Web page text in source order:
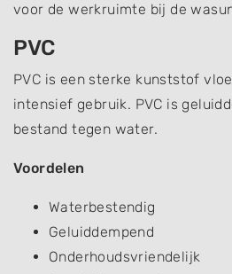
voor de werkruimte bij de
PVC
PVC is een sterke kunststof
intensief gebruik. PVC is
bestand tegen water.
Voordelen
Waterbestendig
Geluiddempend
Onderhoudsvriendelijk